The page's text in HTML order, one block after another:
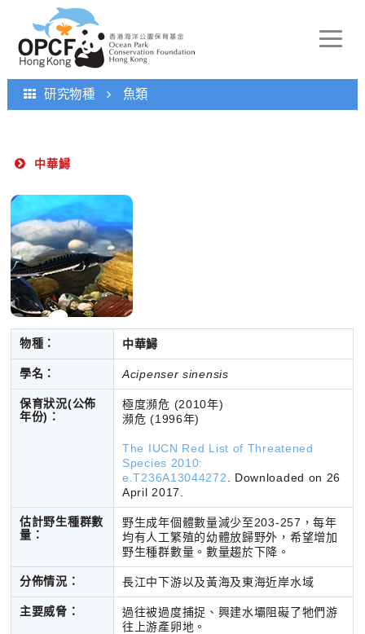
Toggle
研究物種 魚類
中華鱘
物種： 中華鱘
學名： Acipenser sinensis
保育狀況(公佈
年份)：
極度瀕危 (2010年)
瀕危 (1996年)
The IUCN Red List of Threatened
Species 2010:
e.T236A13044272 . Downloaded on 26
April 2017.
估計野生種群數
量：
野生成年個體數量減少至203-257，每年
均有人工繁殖的幼體放歸野外，希望增加
野生種群數量。數量趨於下降。
分佈情況： 長江中下游以及黃海及東海近岸水域
主要威脅：
過往被過度捕捉、興建水壩阻礙了牠們游
往上游產卵地。